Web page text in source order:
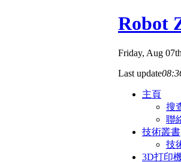
Robot
Friday, Aug 07th
Last update
主頁
搜
聯
技術叢書
技
3D打印